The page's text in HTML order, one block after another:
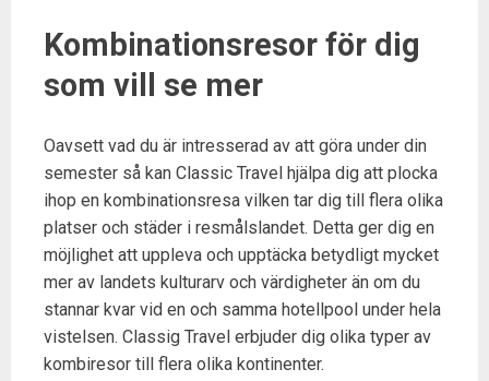
Kombinationsresor för dig
som vill se mer
Oavsett vad du är intresserad av att göra under din
semester så kan Classic Travel hjälpa dig att plocka
ihop en kombinationsresa vilken tar dig till flera olika
platser och städer i resmålslandet. Detta ger dig en
möjlighet att uppleva och upptäcka betydligt mycket
mer av landets kulturarv och värdigheter än om du
stannar kvar vid en och samma hotellpool under hela
vistelsen. Classig Travel erbjuder dig olika typer av
kombiresor till flera olika kontinenter.